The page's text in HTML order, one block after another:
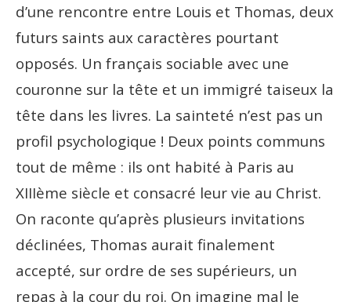
d’une rencontre entre Louis et Thomas, deux
futurs saints aux caractères pourtant
opposés. Un français sociable avec une
couronne sur la tête et un immigré taiseux la
tête dans les livres. La sainteté n’est pas un
profil psychologique ! Deux points communs
tout de même : ils ont habité à Paris au
XIIIème siècle et consacré leur vie au Christ.
On raconte qu’après plusieurs invitations
déclinées, Thomas aurait finalement
accepté, sur ordre de ses supérieurs, un
repas à la cour du roi. On imagine mal le